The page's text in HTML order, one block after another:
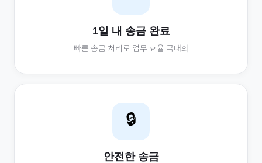
1일 내 송금 완료
빠른 송금 처리로 업무 효율 극대화
🔒
안전한 송금